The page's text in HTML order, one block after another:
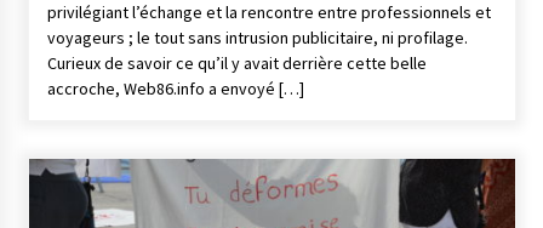
privilégiant l’échange et la rencontre entre professionnels et
voyageurs ; le tout sans intrusion publicitaire, ni profilage.
Curieux de savoir ce qu’il y avait derrière cette belle
accroche, Web86.info a envoyé […]